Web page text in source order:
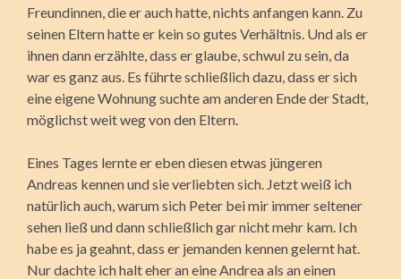
Freundinnen, die er auch hatte, nichts anfangen kann. Zu
seinen Eltern hatte er kein so gutes Verhältnis. Und als er
ihnen dann erzählte, dass er glaube, schwul zu sein, da
war es ganz aus. Es führte schließlich dazu, dass er sich
eine eigene Wohnung suchte am anderen Ende der Stadt,
möglichst weit weg von den Eltern.
Eines Tages lernte er eben diesen etwas jüngeren
Andreas kennen und sie verliebten sich. Jetzt weiß ich
natürlich auch, warum sich Peter bei mir immer seltener
sehen ließ und dann schließlich gar nicht mehr kam. Ich
habe es ja geahnt, dass er jemanden kennen gelernt hat.
Nur dachte ich halt eher an eine Andrea als an einen